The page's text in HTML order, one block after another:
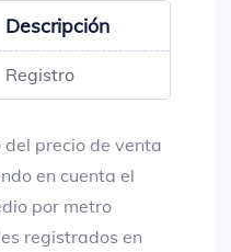
Descripción
Registro
precio de venta
en cuenta el
por metro
registrados en